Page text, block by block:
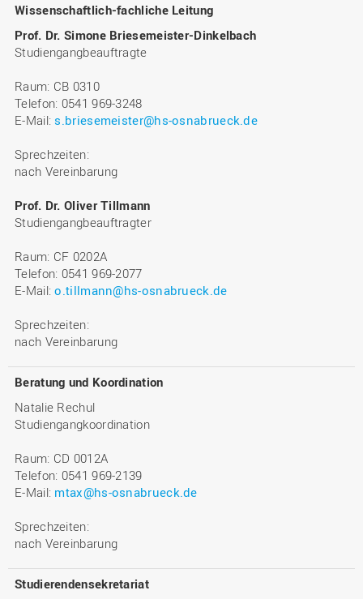
Wissenschaftlich-fachliche Leitung
Prof. Dr. Simone Briesemeister-Dinkelbach
Studiengangbeauftragte
Raum: CB 0310
Telefon: 0541 969-3248
E-Mail:s.briesemeister@hs-osnabrueck.de
Sprechzeiten:
nach Vereinbarung
Prof. Dr. Oliver Tillmann
Studiengangbeauftragter
Raum: CF 0202A
Telefon: 0541 969-2077
E-Mail:o.tillmann@hs-osnabrueck.de
Sprechzeiten:
nach Vereinbarung
Beratung und Koordination
Natalie Rechul
Studiengangkoordination
Raum: CD 0012A
Telefon: 0541 969-2139
E-Mail: mtax@hs-osnabrueck.de
Sprechzeiten:
nach Vereinbarung
Studierendensekretariat